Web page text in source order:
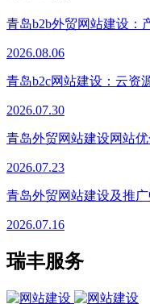
青岛b2b外贸网站建设：
2026.08.06
青岛b2c网站建设：云资
2026.07.30
青岛外贸网站建设网站
2026.07.23
青岛外贸网站建设及推
2026.07.16
瑞丰服务